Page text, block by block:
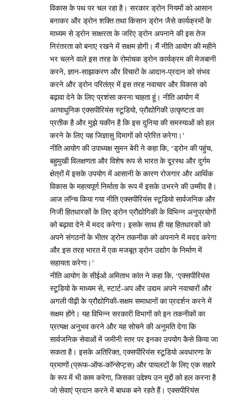
विकास के पथ पर चल रहा है। सरकार ड्रोन नियमों को आसान
बनाकर और ड्रोन शक्ति तथा किसान ड्रोन जैसे कार्यक्रमों के
माध्यम से ड्रोन साक्षरता के जरिए ड्रोन अपनाने की इस तेज
निरंतरता को बनाए रखने में सक्षम होगी। मैं नीति आयोग की महीने
भर चलने वाले इस तरह के रोमांचक ड्रोन कार्यक्रम की मेजबानी
करने, ज्ञान-साझाकरण और विचारों के आदान-प्रदान को संभव
करने और ड्रोन परितंत्र में इस तरह नवाचार और विकास को
बढ़ावा देने के लिए प्रशंसा करना चाहता हूं। नीति आयोग में
अत्याधुनिक एक्सपीरियंस स्टूडियो, प्रौद्योगिकी उत्कृष्टता का
प्रतीक है और मुझे यकीन है कि इस दुनिया की समस्याओं को हल
करने के लिए यह जिज्ञासु दिमागों को प्रेरित करेगा।’
नीति आयोग की उपाध्यक्ष सुमन बेरी ने कहा कि, ‘ड्रोन की पहुंच,
बहुमुखी विलक्षणता और विशेष रूप से भारत के दूरस्थ और दुर्गम
क्षेत्रों में इसके उपयोग में आसानी के कारण रोजगार और आर्थिक
विकास के महत्वपूर्ण निर्माता के रूप में इसके उभरने की उम्मीद है।
आज लॉन्च किया गया नीति एक्सपीरियंस स्टूडियो सार्वजनिक और
निजी हितधारकों के लिए ड्रोन प्रौद्योगिकी के विभिन्न अनुप्रयोगों
को बढ़ावा देने में मदद करेगा। इसके साथ ही यह हितधारकों को
अपने संगठनों के भीतर ड्रोन तकनीक को अपनाने में मदद करेगा
और इस तरह भारत में एक मजबूत ड्रोन उद्योग के निर्माण में
सहायता करेगा।’
नीति आयोग के सीईओ अमिताभ कांत ने कहा कि, ‘एक्सपीरियंस
स्टूडियो के माध्यम से, स्टार्ट-अप और उद्यम अपने नवाचारों और
अगली पीढ़ी के प्रौद्योगिकी-सक्षम समाधानों का प्रदर्शन करने में
सक्षम होंगे। यह विभिन्न सरकारी विभागों को इन तकनीकों का
प्रत्यक्ष अनुभव करने और यह सोचने की अनुमति देगा कि
सार्वजनिक सेवाओं में जमीनी स्तर पर इनका उपयोग कैसे किया जा
सकता है। इसके अतिरिक्त, एक्सपीरियंस स्टूडियो अवधारणा के
प्रमाणों (प्रूफ-ऑफ-कॉन्सेप्ट्स) और पायलटों के लिए एक सहारे
के रूप में भी काम करेगा, जिसका उद्देश्य उन मुद्दों को हल करना है
जो सेवाएं प्रदान करने में बाधक बने रहते हैं। एक्सपीरियंस